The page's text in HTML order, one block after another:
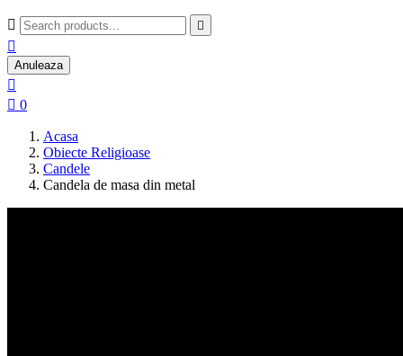
 

Anuleaza

 0
Acasa
Obiecte Religioase
Candele
Candela de masa din metal